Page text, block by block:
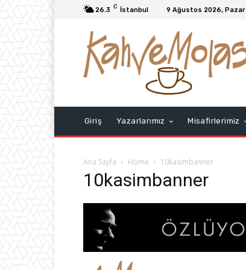
26.3 C İstanbul 9 Ağustos 2026, Pazar
Giriş Yazarlarımız Misafirlerimiz
Ana Sayfa Home 10kasimbanner
10kasimbanner